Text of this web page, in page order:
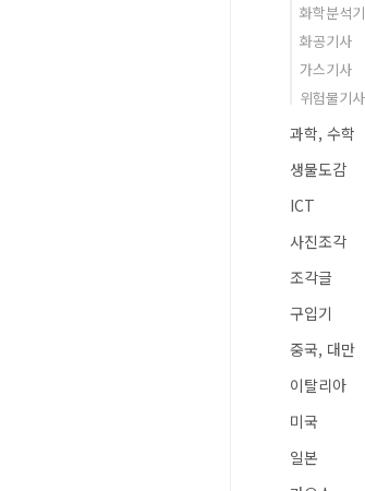
화학분석
화공기사
가스기사
위험물기사
과학, 수학
생물도감
ICT
사진조각
조각글
구입기
중국, 대만
이탈리아
미국
일본